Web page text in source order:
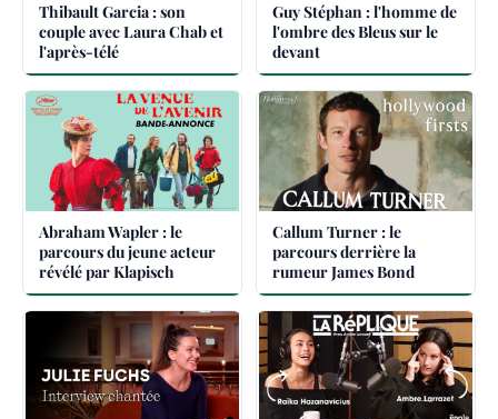
Thibault Garcia : son
couple avec Laura Chab et
l'après-télé
Guy Stéphan : l'homme de
l'ombre des Bleus sur le
devant
Abraham Wapler : le
parcours du jeune acteur
révélé par Klapisch
Callum Turner : le
parcours derrière la
rumeur James Bond